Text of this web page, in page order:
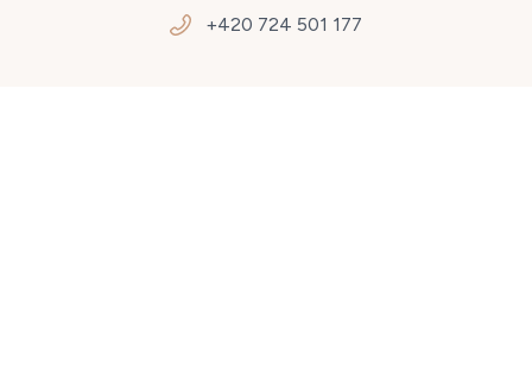
+420 724 501 177